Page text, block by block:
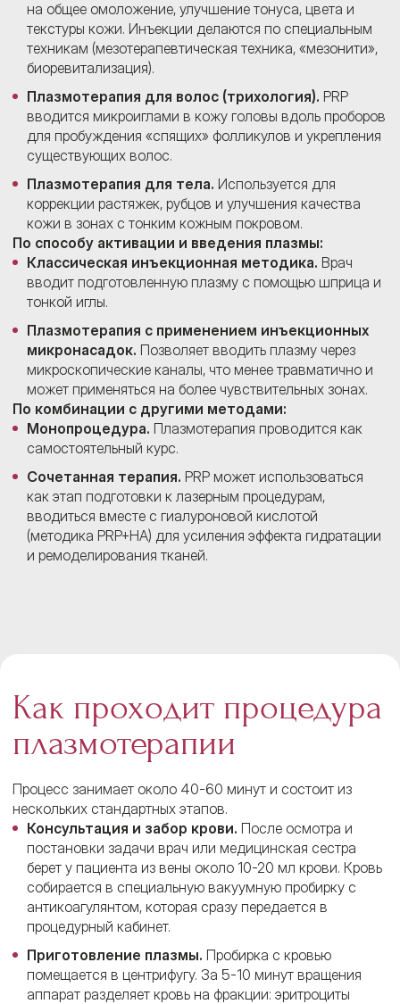
на общее омоложение, улучшение тонуса, цвета и
текстуры кожи. Инъекции делаются по специальным
техникам (мезотерапевтическая техника, «мезонити»,
биоревитализация).
Плазмотерапия для волос (трихология). PRP
вводится микроиглами в кожу головы вдоль проборов
для пробуждения «спящих» фолликулов и укрепления
существующих волос.
Плазмотерапия для тела. Используется для
коррекции растяжек, рубцов и улучшения качества
кожи в зонах с тонким кожным покровом.
По способу активации и введения плазмы:
Классическая инъекционная методика. Врач
вводит подготовленную плазму с помощью шприца и
тонкой иглы.
Плазмотерапия с применением инъекционных
микронасадок. Позволяет вводить плазму через
микроскопические каналы, что менее травматично и
может применяться на более чувствительных зонах.
По комбинации с другими методами:
Монопроцедура. Плазмотерапия проводится как
самостоятельный курс.
Сочетанная терапия. PRP может использоваться
как этап подготовки к лазерным процедурам,
вводиться вместе с гиалуроновой кислотой
(методика PRP+HA) для усиления эффекта гидратации
и ремоделирования тканей.
Как проходит процедура
плазмотерапии
Процесс занимает около 40-60 минут и состоит из
нескольких стандартных этапов.
Консультация и забор крови. После осмотра и
постановки задачи врач или медицинская сестра
берет у пациента из вены около 10-20 мл крови. Кровь
собирается в специальную вакуумную пробирку с
антикоагулянтом, которая сразу передается в
процедурный кабинет.
Приготовление плазмы. Пробирка с кровью
помещается в центрифугу. За 5-10 минут вращения
аппарат разделяет кровь на фракции: эритроциты